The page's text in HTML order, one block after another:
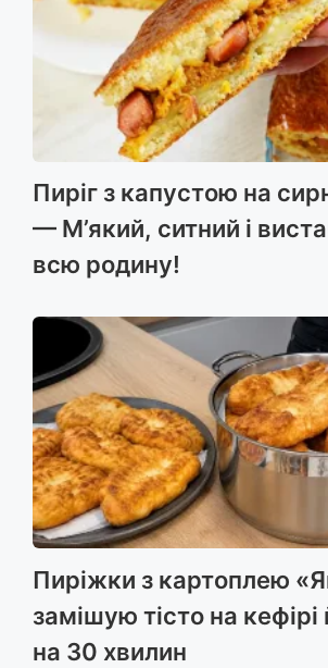
Пиріг з капустою на
— М’який, ситний і
всю родину!
Пиріжки з картоплею
замішую тісто на
на 30 хвилин